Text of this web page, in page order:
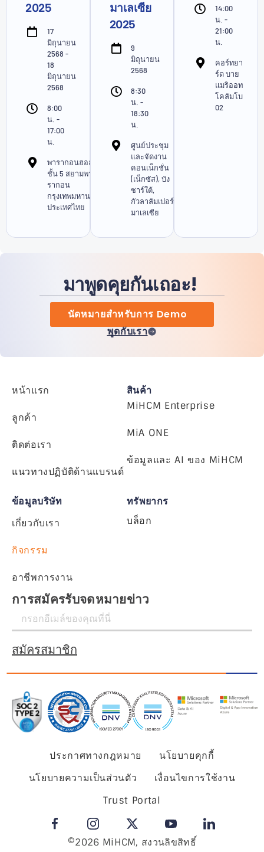
2025
17
มิถุนายน
2568 -
18
มิถุนายน
2568
8:00
น. -
17:00
น.
พารากอนฮอลล์
ชั้น 5 สยามพา
รากอน
กรุงเทพมหานคร
ประเทศไทย
มาเลเซีย
2025
9
มิถุนายน
2568
8:30
น. -
18:30
น.
ศูนย์ประชุม
และจัดงาน
คอนเน็กชั่น
(เน็กซัส), บัง
ซาร์ใต้,
กัวลาลัมเปอร์,
มาเลเซีย
14:00
น. -
21:00
น.
คอร์ทยา
ร์ด บาย
แมริออท
โคลัมโบ
02
มาพูดคุยกันเถอะ!
นัดหมายสำหรับการ Demo
พูดกับเรา
หน้าแรก
ลูกค้า
ติดต่อเรา
แนวทางปฏิบัติด้านแบรนด์
สินค้า
MiHCM Enterprise
MiA ONE
ข้อมูลและ AI ของ MiHCM
ข้อมูลบริษัท
เกี่ยวกับเรา
กิจกรรม
อาชีพการงาน
ทรัพยากร
บล็อก
การสมัครรับจดหมายข่าว
สมัครสมาชิก
ประกาศทางกฎหมาย
นโยบายคุกกี้
นโยบายความเป็นส่วนตัว
เงื่อนไขการใช้งาน
Trust Portal
©2026 MiHCM, สงวนลิขสิทธิ์